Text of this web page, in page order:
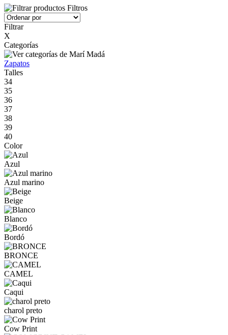
Filtros
Filtrar
X
Categorías
Zapatos
Talles
34
35
36
37
38
39
40
Color
Azul
Azul marino
Beige
Blanco
Bordó
BRONCE
CAMEL
Caqui
charol preto
Cow Print